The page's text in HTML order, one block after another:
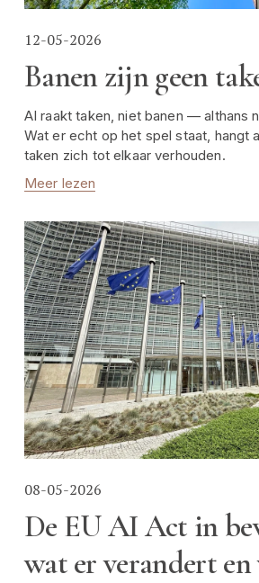
12-05-2026
Banen zijn geen
AI raakt taken, niet banen — althans
Wat er echt op het spel staat, hangt
taken zich tot elkaar verhouden.
Meer lezen
08-05-2026
De EU AI Act in
wat er verandert